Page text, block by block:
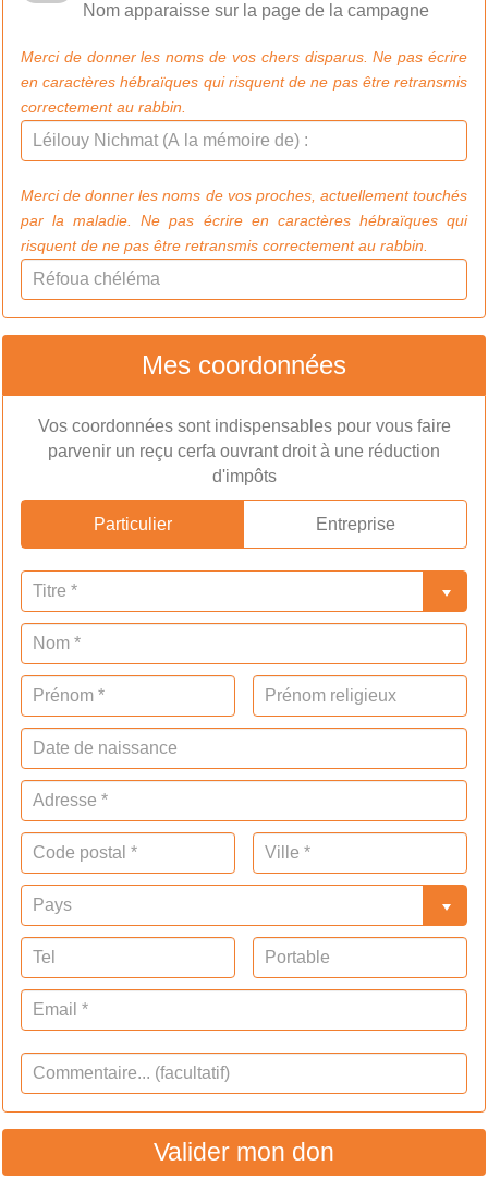
Nom apparaisse sur la page de la campagne
Merci de donner les noms de vos chers disparus. Ne pas écrire
en caractères hébraïques qui risquent de ne pas être retransmis
correctement au rabbin.
Merci de donner les noms de vos proches, actuellement touchés
par la maladie. Ne pas écrire en caractères hébraïques qui
risquent de ne pas être retransmis correctement au rabbin.
Mes coordonnées
Vos coordonnées sont indispensables pour vous faire
parvenir un reçu cerfa ouvrant droit à une réduction
d'impôts
Particulier Entreprise
Valider mon don